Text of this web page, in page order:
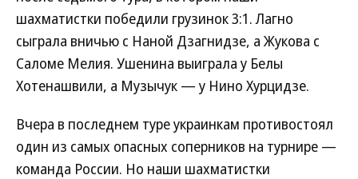
шахматистки победили грузинок 3:1. Лагно
сыграла вничью с Наной Дзагнидзе, а Жукова с
Саломе Мелия. Ушенина выиграла у Белы
Хотенашвили, а Музычук — у Нино Хурцидзе.
Вчера в последнем туре украинкам противостоял
один из самых опасных соперников на турнире —
команда России. Но наши шахматистки